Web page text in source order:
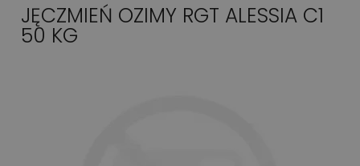
JĘCZMIEŃ OZIMY RGT ALESSIA C1
50 KG